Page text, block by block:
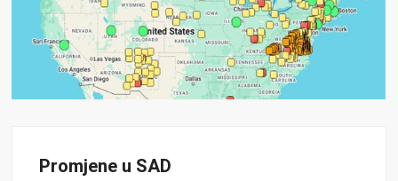
Promjene u SAD